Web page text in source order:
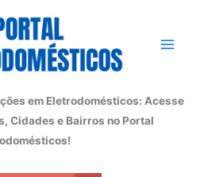
em Eletrodomésticos: Acesse
Cidades e Bairros no Portal